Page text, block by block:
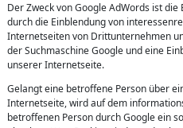
Der Zweck von Google AdWords ist
durch die Einblendung von
Internetseiten von Drittunternehmen
der Suchmaschine Google und eine
unserer Internetseite.
Gelangt eine betroffene Person über
Internetseite, wird auf dem
betroffenen Person durch Google ein